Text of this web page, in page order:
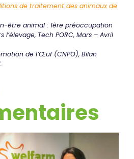
de traitement des animaux de
être animal : 1ère préoccupation
Tech PORC, Mars – Avril
de l’Œuf (CNPO), Bilan
s